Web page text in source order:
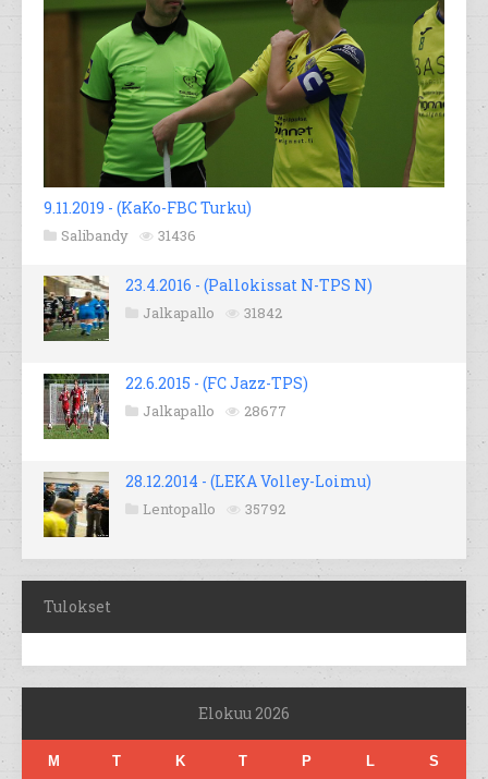
9.11.2019 - (KaKo-FBC Turku)
Salibandy 31436
23.4.2016 - (Pallokissat N-TPS N)
Jalkapallo 31842
22.6.2015 - (FC Jazz-TPS)
Jalkapallo 28677
28.12.2014 - (LEKA Volley-Loimu)
Lentopallo 35792
Tulokset
Elokuu 2026
M T K T P L S